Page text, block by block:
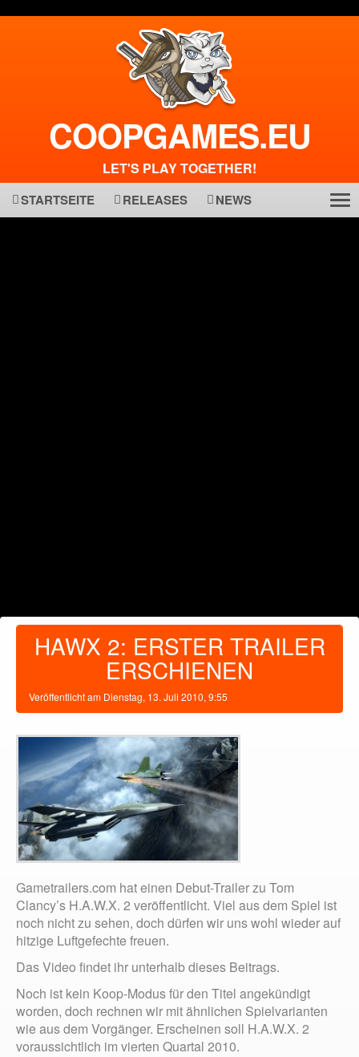
COOPGAMES.EU
LET'S PLAY TOGETHER!
STARTSEITE RELEASES NEWS
HAWX 2: ERSTER TRAILER
ERSCHIENEN
Veröffentlicht am Dienstag, 13. Juli 2010, 9:55
Gametrailers.com hat einen Debut-Trailer zu Tom
Clancy’s H.A.W.X. 2 veröffentlicht. Viel aus dem Spiel ist
noch nicht zu sehen, doch dürfen wir uns wohl wieder auf
hitzige Luftgefechte freuen.
Das Video findet ihr unterhalb dieses Beitrags.
Noch ist kein Koop-Modus für den Titel angekündigt
worden, doch rechnen wir mit ähnlichen Spielvarianten
wie aus dem Vorgänger. Erscheinen soll H.A.W.X. 2
voraussichtlich im vierten Quartal 2010.